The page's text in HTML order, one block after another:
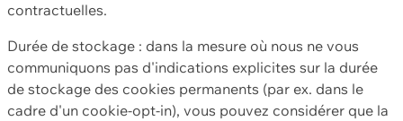
contractuelles.
Durée de stockage : dans la mesure où nous ne vous
communiquons pas d'indications explicites sur la durée
de stockage des cookies permanents (par ex. dans le
cadre d'un cookie-opt-in), vous pouvez considérer que la